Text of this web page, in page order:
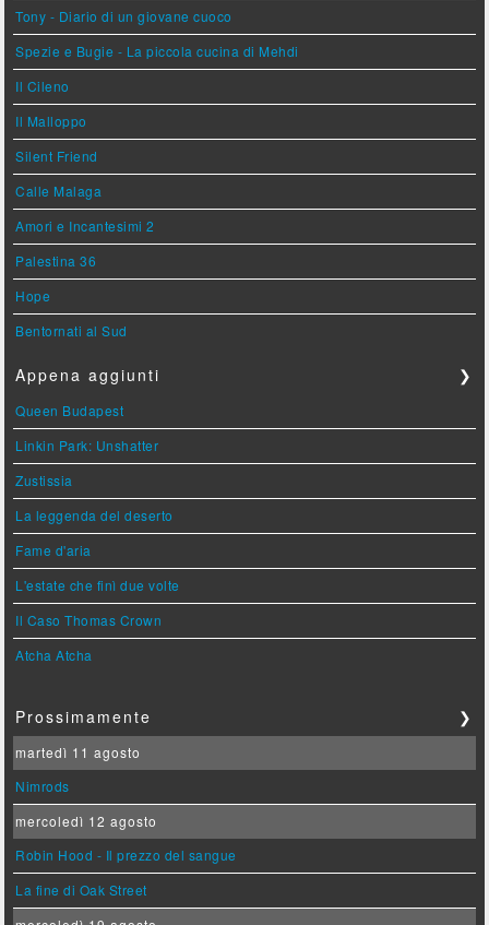
Tony - Diario di un giovane cuoco
Spezie e Bugie - La piccola cucina di Mehdi
Il Cileno
Il Malloppo
Silent Friend
Calle Malaga
Amori e Incantesimi 2
Palestina 36
Hope
Bentornati al Sud
Appena aggiunti ❯
Queen Budapest
Linkin Park: Unshatter
Zustissia
La leggenda del deserto
Fame d'aria
L'estate che finì due volte
Il Caso Thomas Crown
Atcha Atcha
Prossimamente ❯
martedì 11 agosto
Nimrods
mercoledì 12 agosto
Robin Hood - Il prezzo del sangue
La fine di Oak Street